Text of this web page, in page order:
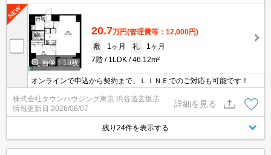
画像：19枚
20.7万円(管理費等：12,000円)
敷
1ヶ月 礼
1ヶ月
7階
1LDK 46.12m²
オンラインで申込から契約まで、ＬＩＮＥでのご対応も可能です！
株式会社タウンハウジング東京 渋谷道玄坂店
情報更新日 2026/08/07
詳細を見る
残り24件を表示する